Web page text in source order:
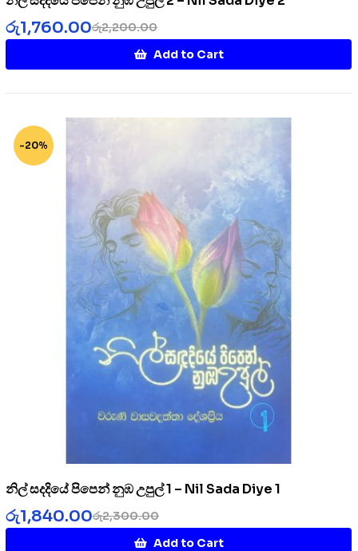
රු2,200.00
රු1,760.00
Add to Cart
-20%
නිල් සදදියේ පිපෙන් නුඹ උපුල් 1 – Nil Sada Diye 1
රු2,300.00
රු1,840.00
Add to Cart